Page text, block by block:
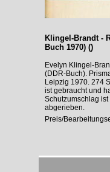
Klingel-Brandt -
Buch 1970) ()
Evelyn Klingel-
(DDR-Buch).
Leipzig 1970. 274
ist gebraucht und
Schutzumschlag
abgerieben.
Preis/